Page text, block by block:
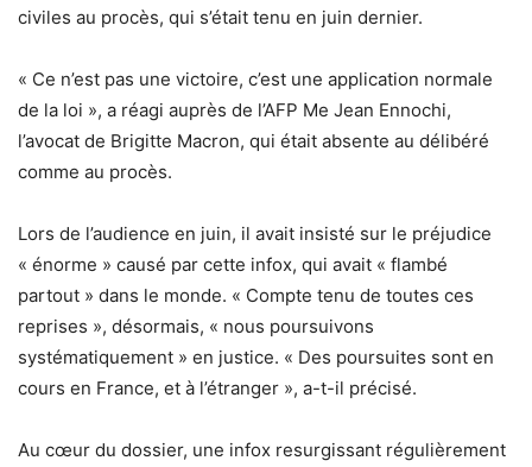
civiles au procès, qui s’était tenu en juin dernier.
« Ce n’est pas une victoire, c’est une application normale
de la loi », a réagi auprès de l’AFP Me Jean Ennochi,
l’avocat de Brigitte Macron, qui était absente au délibéré
comme au procès.
Lors de l’audience en juin, il avait insisté sur le préjudice
« énorme » causé par cette infox, qui avait « flambé
partout » dans le monde. « Compte tenu de toutes ces
reprises », désormais, « nous poursuivons
systématiquement » en justice. « Des poursuites sont en
cours en France, et à l’étranger », a-t-il précisé.
Au cœur du dossier, une infox resurgissant régulièrement